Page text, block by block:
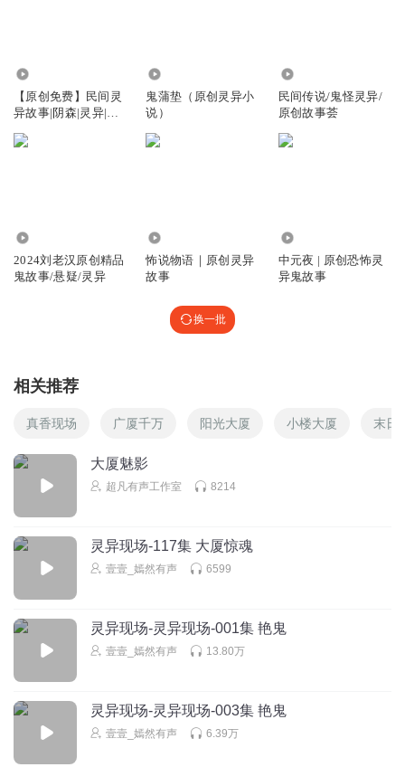
【原创免费】民间灵
异故事|阴森|灵异|沉
鬼蒲垫（原创灵异小
说）
民间传说/鬼怪灵异/
原创故事荟
2024刘老汉原创精品
鬼故事/悬疑/灵异
怖说物语｜原创灵异
故事
中元夜 | 原创恐怖灵
异鬼故事
换一批
相关推荐
真香现场 广厦千万 阳光大厦 小楼大厦 末日
大厦魅影
超凡有声工作室 8214
灵异现场-117集 大厦惊魂
壹壹_嫣然有声 6599
灵异现场-灵异现场-001集 艳鬼
壹壹_嫣然有声 13.80万
灵异现场-灵异现场-003集 艳鬼
壹壹_嫣然有声 6.39万